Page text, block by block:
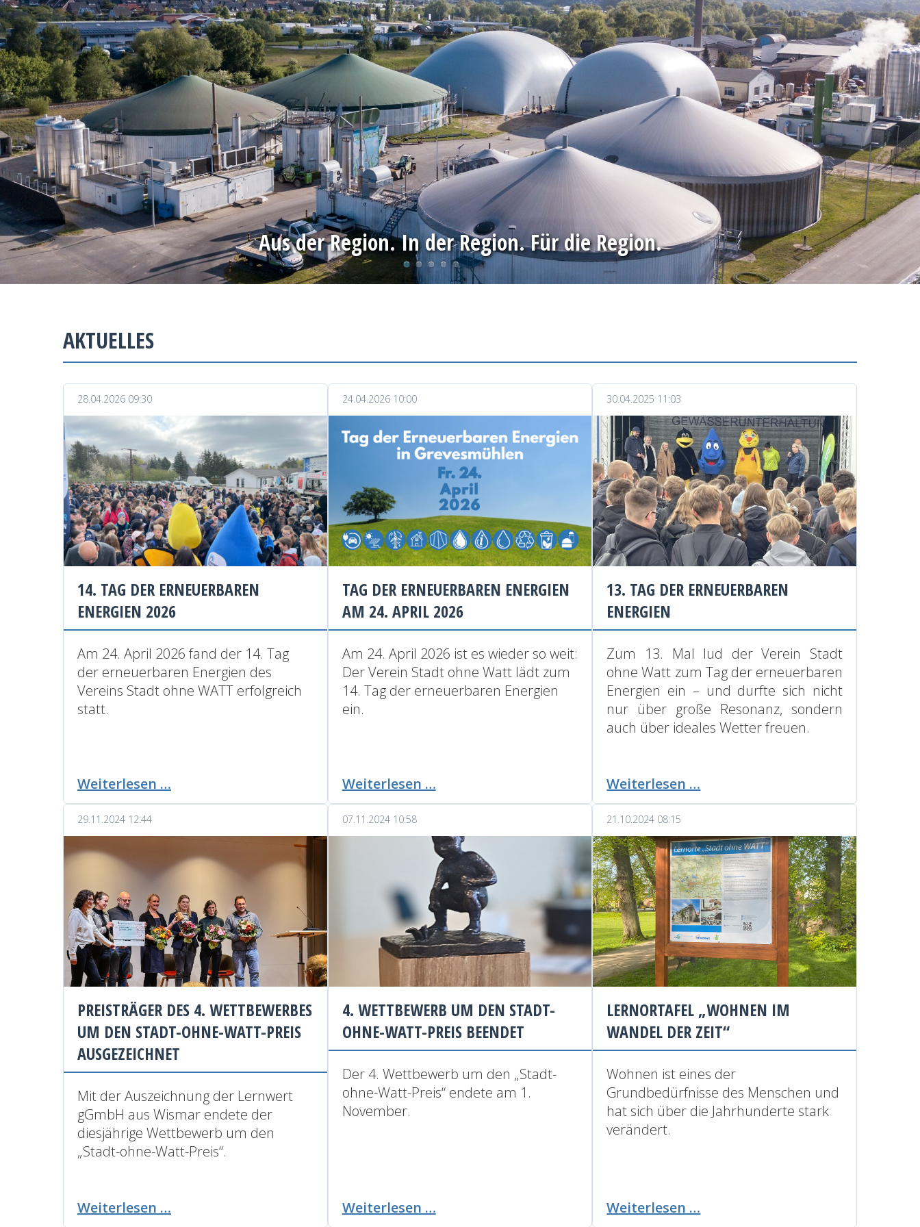
Aus der Region. In der Region. Für die Region.
AKTUELLES
28.04.2026 09:30
14. TAG DER ERNEUERBAREN
ENERGIEN 2026
Am 24. April 2026 fand der 14. Tag
der erneuerbaren Energien des
Vereins Stadt ohne WATT erfolgreich
statt.
Weiterlesen …
Tag
erneuerbaren
Energien
2026
24.04.2026 10:00
TAG DER ERNEUERBAREN ENERGIEN
AM 24. APRIL 2026
Am 24. April 2026 ist es wieder so weit:
Der Verein Stadt ohne Watt lädt zum
14. Tag der erneuerbaren Energien
ein.
Weiterlesen …Tag
der
Energien
am
24.
April
2026
30.04.2025 11:03
13. TAG DER ERNEUERBAREN
ENERGIEN
Zum 13. Mal lud der Verein Stadt
ohne Watt zum Tag der erneuerbaren
Energien ein – und durfte sich nicht
nur über große Resonanz, sondern
auch über ideales Wetter freuen.
Weiterlesen …
Tag
erneuerbaren
Energien
29.11.2024 12:44
PREISTRÄGER DES 4. WETTBEWERBES
UM DEN STADT-OHNE-WATT-PREIS
AUSGEZEICHNET
Mit der Auszeichnung der Lernwert
gGmbH aus Wismar endete der
diesjährige Wettbewerb um den
„Stadt-ohne-Watt-Preis“.
Weiterlesen …
07.11.2024 10:58
4. WETTBEWERB UM DEN STADT-
OHNE-WATT-PREIS BEENDET
Der 4. Wettbewerb um den „Stadt-
ohne-Watt-Preis“ endete am 1.
November.
Weiterlesen …4.
21.10.2024 08:15
LERNORTAFEL „WOHNEN IM
WANDEL DER ZEIT“
Wohnen ist eines der
Grundbedürfnisse des Menschen und
hat sich über die Jahrhunderte stark
verändert.
Weiterlesen …